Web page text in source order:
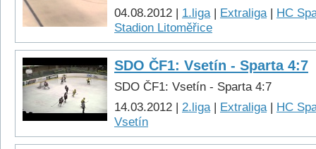
04.08.2012 | 1.liga| Extraliga| HC
Stadion Litoměřice
SDO ČF1: Vsetín - Sparta 4:7
SDO ČF1: Vsetín - Sparta 4:7
14.03.2012 | 2.liga| Extraliga| HC
Vsetín